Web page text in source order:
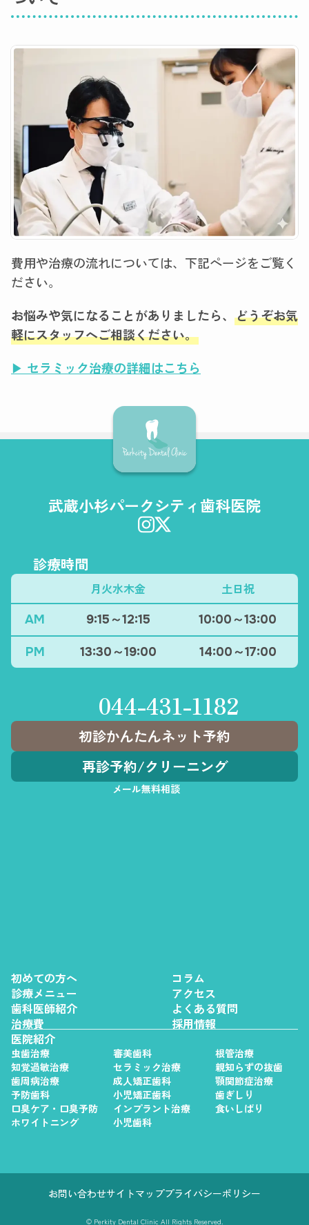
費用や治療の流れについては、下記ページをご覧く
ださい。
お悩みや気になることがありましたら、 どうぞお気
軽にスタッフへご相談ください。
▶︎ セラミック治療の詳細はこちら
武蔵小杉パークシティ歯科医院
診療時間
月火水木金 土日祝
AM 9:15～12:15 10:00～13:00
PM 13:30～19:00 14:00～17:00
044-431-1182
初診かんたんネット予約
再診予約/クリーニング
メール無料相談
初めての方へ
診療メニュー
歯科医師紹介
治療費
医院紹介
コラム
アクセス
よくある質問
採用情報
虫歯治療
知覚過敏治療
歯周病治療
予防歯科
口臭ケア・口臭予防
ホワイトニング
審美歯科
セラミック治療
成人矯正歯科
小児矯正歯科
インプラント治療
小児歯科
根管治療
親知らずの抜歯
顎関節症治療
歯ぎしり
食いしばり
お問い合わせサイトマッププライバシーポリシー
© Perkity Dental Clinic All Rights Reserved.